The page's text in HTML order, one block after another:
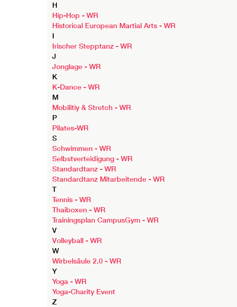
H
Hip-Hop - WR
Historical European Martial Arts - WR
I
Irischer Stepptanz - WR
J
Jonglage - WR
K
K-Dance - WR
M
Mobilitiy & Stretch - WR
P
Pilates-WR
S
Schwimmen - WR
Selbstverteidigung - WR
Standardtanz - WR
Standardtanz Mitarbeitende - WR
T
Tennis - WR
Thaiboxen - WR
Trainingsplan CampusGym - WR
V
Volleyball - WR
W
Wirbelsäule 2.0 - WR
Y
Yoga - WR
Yoga-Charity Event
Z